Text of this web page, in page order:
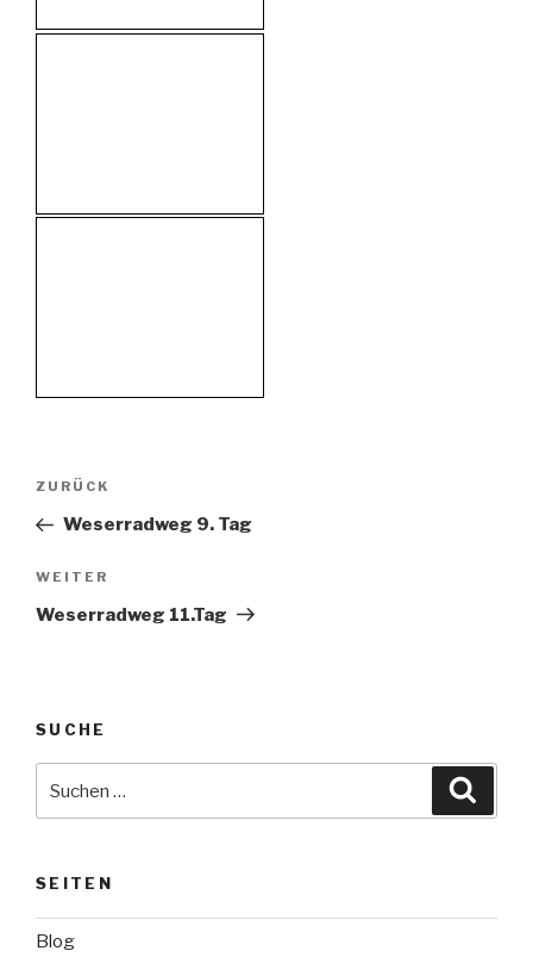
Beitragsnavigation
Vorheriger
Beitrag
ZURÜCK
Weserradweg 9. Tag
Nächster
Beitrag
WEITER
Weserradweg 11.Tag
SUCHE
nach:
SEITEN
Blog